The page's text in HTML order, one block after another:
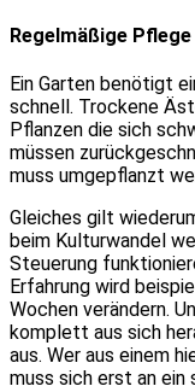
Regelmäßige Pflege
Ein Garten benötigt
schnell. Trockene
Pflanzen die sich
müssen
muss umgepflanzt
Gleiches gilt
beim Kulturwandel
Steuerung
Erfahrung wird
Wochen verändern.
komplett aus sich
aus. Wer aus einem
muss sich erst an